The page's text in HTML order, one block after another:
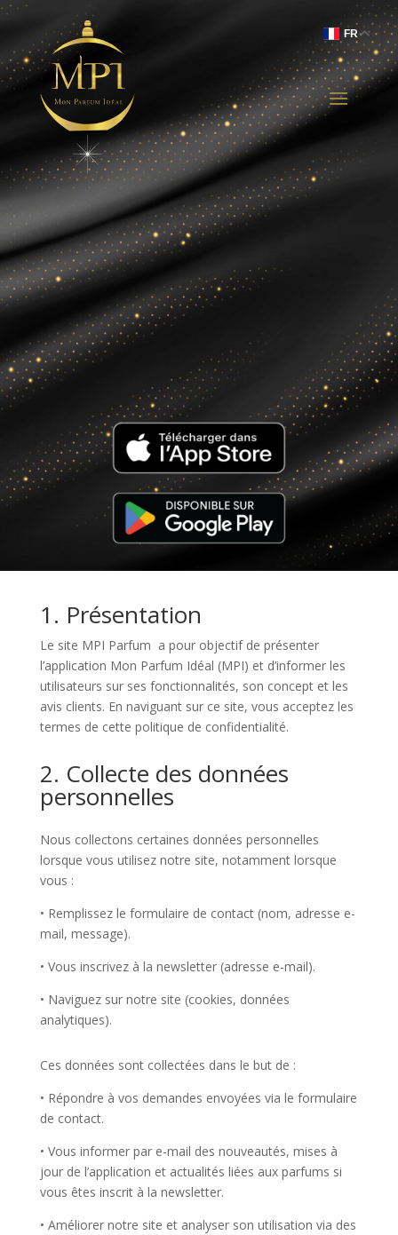
Comparaison des
Prix
Grâce à Mon Parfum Idéal, comparez
instantanément les prix de votre fragrance
préférée et accédez aux meilleures offres,
1. Présentation
Le site MPI Parfum a pour objectif de présenter
l’application Mon Parfum Idéal (MPI) et d’informer les
utilisateurs sur ses fonctionnalités, son concept et les
avis clients. En naviguant sur ce site, vous acceptez les
termes de cette politique de confidentialité.
2. Collecte des données
personnelles
Nous collectons certaines données personnelles
lorsque vous utilisez notre site, notamment lorsque
vous :
• Remplissez le formulaire de contact (nom, adresse e-
mail, message).
• Vous inscrivez à la newsletter (adresse e-mail).
• Naviguez sur notre site (cookies, données
analytiques).
Ces données sont collectées dans le but de :
• Répondre à vos demandes envoyées via le formulaire
de contact.
• Vous informer par e-mail des nouveautés, mises à
jour de l’application et actualités liées aux parfums si
vous êtes inscrit à la newsletter.
• Améliorer notre site et analyser son utilisation via des
FR